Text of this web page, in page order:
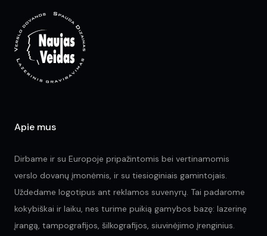
Apie mus
Dirbame ir su Europoje pripažintomis bei vertinamomis
verslo dovanų įmonėmis, ir su tiesioginiais gamintojais.
Uždedame logotipus ant reklamos suvenyrų. Tai padarome
kokybiškai ir laiku, nes turime puikią gamybos bazę: lazerinę
įrangą, tampografijos, šilkografijos, siuvinėjimo įrenginius.